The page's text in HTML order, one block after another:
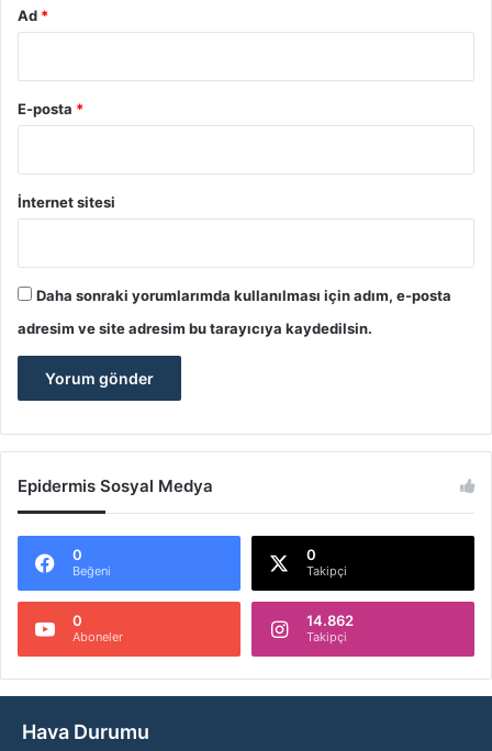
Ad *
E-posta *
İnternet sitesi
Daha sonraki yorumlarımda kullanılması için adım, e-posta
adresim ve site adresim bu tarayıcıya kaydedilsin.
Epidermis Sosyal Medya
0
Beğeni
0
Takipçi
0
Aboneler
14.862
Takipçi
Hava Durumu